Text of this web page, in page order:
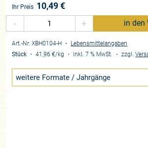
Ihr Preis 10,49€
-
+ in den
Art.-Nr. XBH0104-H ・ Lebensmittelangaben
Stück ・41,96 €/kg ・ inkl. 7 % MwSt. ・zzgl.
weitere Formate / Jahrgänge